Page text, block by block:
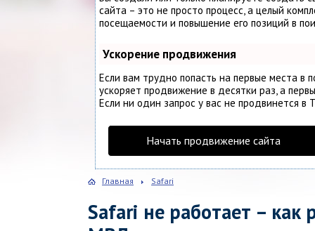
сайта – это не просто процесс, а целый
посещаемости и повышение его позиций в
Ускорение продвижения
Если вам трудно попасть на первые места в
ускоряет продвижение в десятки раз, а
Если ни один запрос у вас не продвинется в
Начать продвижение сайта
Главная Safari
Safari не работает – как